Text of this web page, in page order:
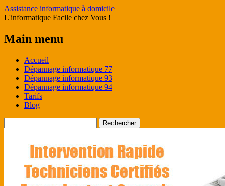
Assistance informatique à domicile
L'informatique Facile chez Vous !
Main menu
Skip
content
Accueil
Dépannage informatique 77
Dépannage informatique 93
Dépannage informatique 94
Tarifs
Blog